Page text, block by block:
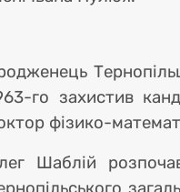
го захистив
фізико-
Шаблій